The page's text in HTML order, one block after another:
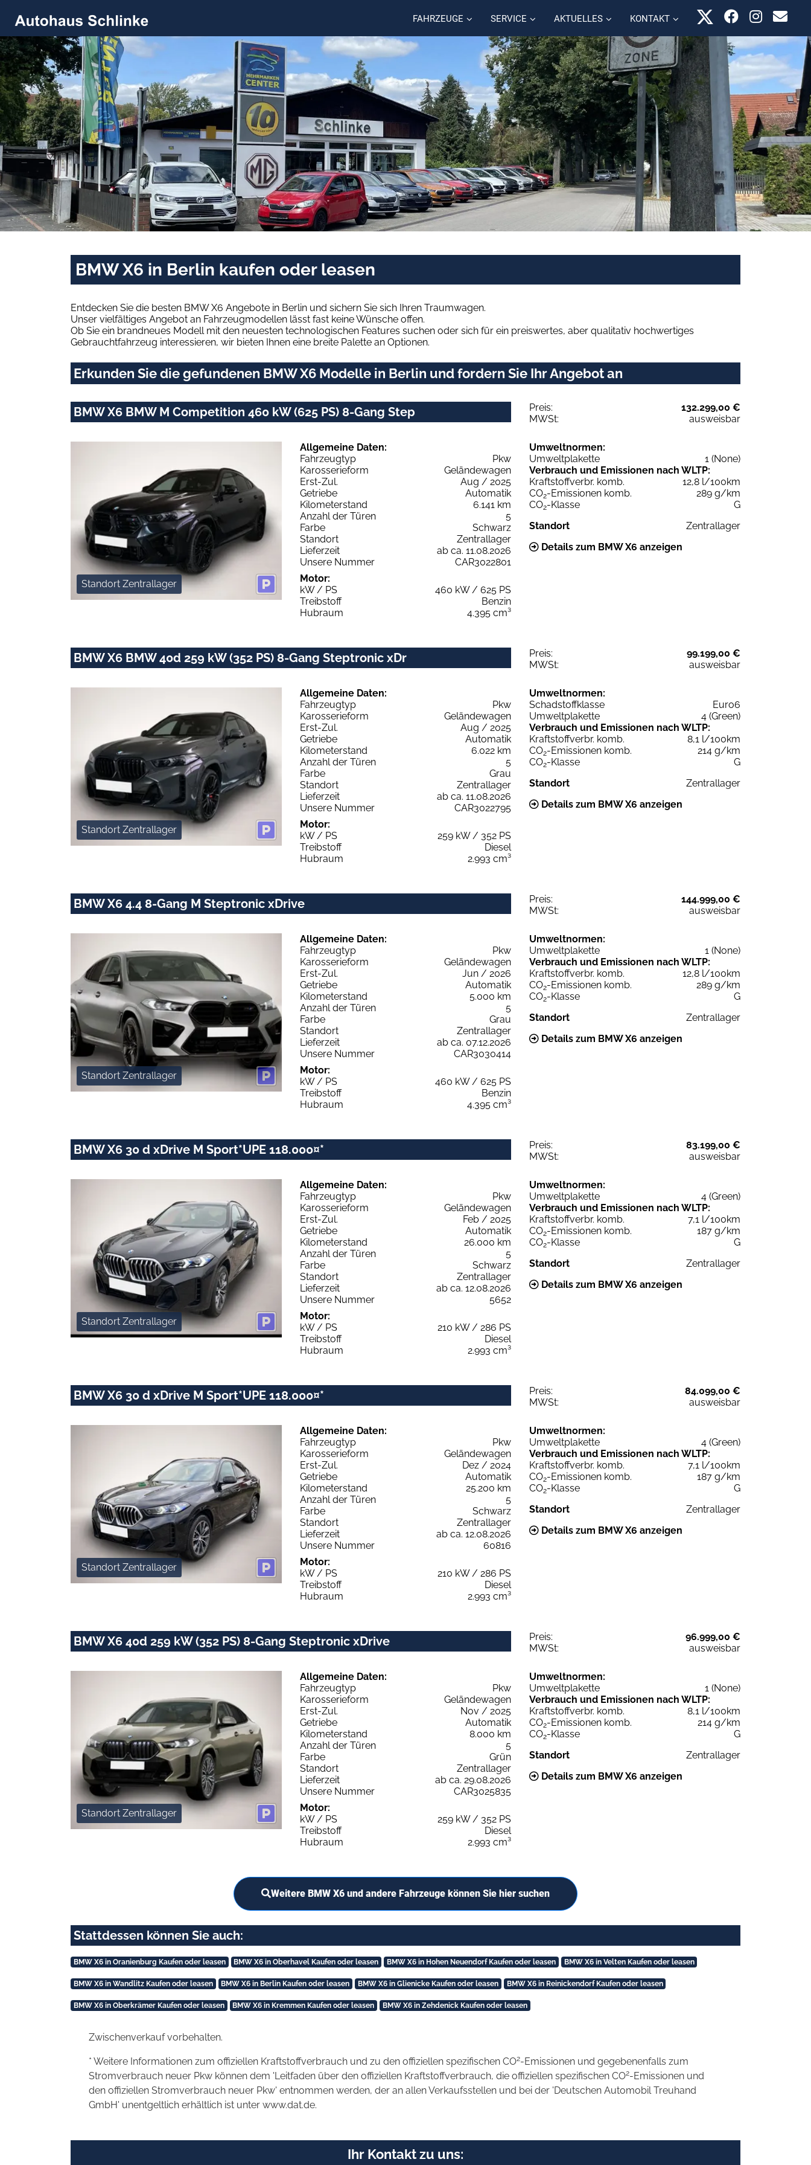
FAHRZEUGE SERVICE AKTUELLES KONTAKT
BMW X6 in Berlin kaufen oder leasen
Entdecken Sie die besten BMW X6 Angebote in Berlin und sichern Sie sich Ihren Traumwagen.
Unser vielfältiges Angebot an Fahrzeugmodellen lässt fast keine Wünsche offen.
Ob Sie ein brandneues Modell mit den neuesten technologischen Features suchen oder sich für ein preiswertes, aber qualitativ hochwertiges
Gebrauchtfahrzeug interessieren, wir bieten Ihnen eine breite Palette an Optionen.
Erkunden Sie die gefundenen BMW X6 Modelle in Berlin und fordern Sie Ihr Angebot an
BMW X6 BMW M Competition 460 kW (625 PS) 8-Gang Step Preis:
132.299,00 €
MWSt:
ausweisbar
Standort Zentrallager
Allgemeine Daten:
Fahrzeugtyp
Pkw
Karosserieform
Geländewagen
Erst-Zul.
Aug / 2025
Getriebe
Automatik
Kilometerstand
6.141 km
Anzahl der Türen
5
Farbe
Schwarz
Standort
Zentrallager
Lieferzeit
ab ca. 11.08.2026
Unsere Nummer
CAR3022801
Motor:
kW / PS
460 kW / 625 PS
Treibstoff
Benzin
Hubraum
4.395 cm³
Umweltnormen:
Umweltplakette
1 (None)
Verbrauch und Emissionen nach WLTP:
Kraftstoffverbr. komb.
12,8 l/100km
CO2-Emissionen komb.
289 g/km
CO2-Klasse
G
Standort
Zentrallager
Details zum BMW X6 anzeigen
BMW X6 BMW 40d 259 kW (352 PS) 8-Gang Steptronic xDr Preis:
99.199,00 €
MWSt:
ausweisbar
Standort Zentrallager
Allgemeine Daten:
Fahrzeugtyp
Pkw
Karosserieform
Geländewagen
Erst-Zul.
Aug / 2025
Getriebe
Automatik
Kilometerstand
6.022 km
Anzahl der Türen
5
Farbe
Grau
Standort
Zentrallager
Lieferzeit
ab ca. 11.08.2026
Unsere Nummer
CAR3022795
Motor:
kW / PS
259 kW / 352 PS
Treibstoff
Diesel
Hubraum
2.993 cm³
Umweltnormen:
Schadstoffklasse
Euro6
Umweltplakette
4 (Green)
Verbrauch und Emissionen nach WLTP:
Kraftstoffverbr. komb.
8,1 l/100km
CO2-Emissionen komb.
214 g/km
CO2-Klasse
G
Standort
Zentrallager
Details zum BMW X6 anzeigen
BMW X6 4.4 8-Gang M Steptronic xDrive Preis:
144.999,00 €
MWSt:
ausweisbar
Standort Zentrallager
Allgemeine Daten:
Fahrzeugtyp
Pkw
Karosserieform
Geländewagen
Erst-Zul.
Jun / 2026
Getriebe
Automatik
Kilometerstand
5.000 km
Anzahl der Türen
5
Farbe
Grau
Standort
Zentrallager
Lieferzeit
ab ca. 07.12.2026
Unsere Nummer
CAR3030414
Motor:
kW / PS
460 kW / 625 PS
Treibstoff
Benzin
Hubraum
4.395 cm³
Umweltnormen:
Umweltplakette
1 (None)
Verbrauch und Emissionen nach WLTP:
Kraftstoffverbr. komb.
12,8 l/100km
CO2-Emissionen komb.
289 g/km
CO2-Klasse
G
Standort
Zentrallager
Details zum BMW X6 anzeigen
BMW X6 30 d xDrive M Sport*UPE 118.000¤* Preis:
83.199,00 €
MWSt:
ausweisbar
Standort Zentrallager
Allgemeine Daten:
Fahrzeugtyp
Pkw
Karosserieform
Geländewagen
Erst-Zul.
Feb / 2025
Getriebe
Automatik
Kilometerstand
26.000 km
Anzahl der Türen
5
Farbe
Schwarz
Standort
Zentrallager
Lieferzeit
ab ca. 12.08.2026
Unsere Nummer
5652
Motor:
kW / PS
210 kW / 286 PS
Treibstoff
Diesel
Hubraum
2.993 cm³
Umweltnormen:
Umweltplakette
4 (Green)
Verbrauch und Emissionen nach WLTP:
Kraftstoffverbr. komb.
7,1 l/100km
CO2-Emissionen komb.
187 g/km
CO2-Klasse
G
Standort
Zentrallager
Details zum BMW X6 anzeigen
BMW X6 30 d xDrive M Sport*UPE 118.000¤* Preis:
84.099,00 €
MWSt:
ausweisbar
Standort Zentrallager
Allgemeine Daten:
Fahrzeugtyp
Pkw
Karosserieform
Geländewagen
Erst-Zul.
Dez / 2024
Getriebe
Automatik
Kilometerstand
25.200 km
Anzahl der Türen
5
Farbe
Schwarz
Standort
Zentrallager
Lieferzeit
ab ca. 12.08.2026
Unsere Nummer
60816
Motor:
kW / PS
210 kW / 286 PS
Treibstoff
Diesel
Hubraum
2.993 cm³
Umweltnormen:
Umweltplakette
4 (Green)
Verbrauch und Emissionen nach WLTP:
Kraftstoffverbr. komb.
7,1 l/100km
CO2-Emissionen komb.
187 g/km
CO2-Klasse
G
Standort
Zentrallager
Details zum BMW X6 anzeigen
BMW X6 40d 259 kW (352 PS) 8-Gang Steptronic xDrive Preis:
96.999,00 €
MWSt:
ausweisbar
Standort Zentrallager
Allgemeine Daten:
Fahrzeugtyp
Pkw
Karosserieform
Geländewagen
Erst-Zul.
Nov / 2025
Getriebe
Automatik
Kilometerstand
8.000 km
Anzahl der Türen
5
Farbe
Grün
Standort
Zentrallager
Lieferzeit
ab ca. 29.08.2026
Unsere Nummer
CAR3025835
Motor:
kW / PS
259 kW / 352 PS
Treibstoff
Diesel
Hubraum
2.993 cm³
Umweltnormen:
Umweltplakette
1 (None)
Verbrauch und Emissionen nach WLTP:
Kraftstoffverbr. komb.
8,1 l/100km
CO2-Emissionen komb.
214 g/km
CO2-Klasse
G
Standort
Zentrallager
Details zum BMW X6 anzeigen
Weitere BMW X6 und andere Fahrzeuge können Sie hier suchen
Stattdessen können Sie auch:
BMW X6 in Oranienburg Kaufen oder leasen BMW X6 in Oberhavel Kaufen oder leasen BMW X6 in Hohen Neuendorf Kaufen oder leasen BMW X6 in Velten Kaufen oder leasen
BMW X6 in Wandlitz Kaufen oder leasen BMW X6 in Berlin Kaufen oder leasen BMW X6 in Glienicke Kaufen oder leasen BMW X6 in Reinickendorf Kaufen oder leasen
BMW X6 in Oberkrämer Kaufen oder leasen BMW X6 in Kremmen Kaufen oder leasen BMW X6 in Zehdenick Kaufen oder leasen
Zwischenverkauf vorbehalten.
* Weitere Informationen zum offiziellen Kraftstoffverbrauch und zu den offiziellen spezifischen CO2-Emissionen und gegebenenfalls zum
Stromverbrauch neuer Pkw können dem 'Leitfaden über den offiziellen Kraftstoffverbrauch, die offiziellen spezifischen CO2-Emissionen und
den offiziellen Stromverbrauch neuer Pkw' entnommen werden, der an allen Verkaufsstellen und bei der 'Deutschen Automobil Treuhand
GmbH' unentgeltlich erhältlich ist unter www.dat.de.
Ihr Kontakt zu uns: